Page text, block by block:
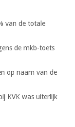
van de totale
de mkb-toets
op naam van de
KVK was uiterlijk